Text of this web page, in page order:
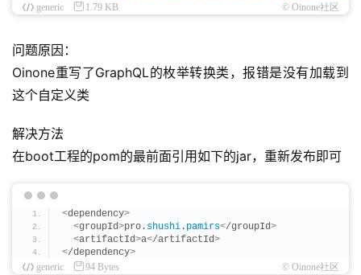
generic
1.79 KB © Oinone社区
问题原因：
Oinone重写了GraphQL的枚举转换类，报错是没有加载到
这个自定义类
解决方法
在boot工程的pom的最前面引用如下的jar，重新发布即可
<dependency>
<groupId>pro. shushi . pamirs</groupId>
<artifactId>a</artifactId>
</dependency>
generic
94 Bytes © Oinone社区